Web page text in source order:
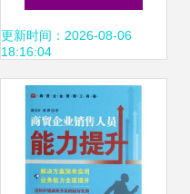
成业绩支柱
更新时间：2026-08-06
18:16:04